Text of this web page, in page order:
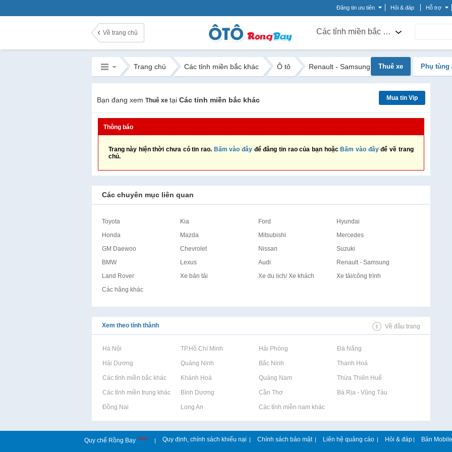
Đăng tin ưu tiên Hỏi & đáp Hỗ trợ
Về trang chủ Các tỉnh miền bắc khác
Trang chủ Các tỉnh miền bắc khác Ô tô Renault - Samsung Thuê xe Phụ
Bạn đang xem Thuê xe tại Các tỉnh miền bắc khác Mua tin Vip
Thông báo
Trang này hiện thời chưa có tin rao. Bấm vào đây để đăng tin rao của bạn hoặc Bấm vào đâyđể về trang
chủ.
Các chuyên mục liên quan
Toyota Kia Ford
Hyundai
Honda
Mazda Mitsubishi
Mercedes
GM Daewoo
Chevrolet Nissan
Suzuki
BMW
Lexus Audi
Renault - Samsung
Land Rover
Xe bán tải Xe du lịch/ Xe khách
Xe tải/công trình
Các hãng khác
Xem theo tỉnh thành Về đầu trang
Rao vặt tại Hà Nội Rao vặt tại TP.Hồ Chí Minh Rao vặt tại Hải Phòng Rao vặt tại Đà Nẵng
Rao vặt tại Hải Dương Rao vặt tại Quảng Ninh Rao vặt tại Bắc Ninh Rao vặt tại Thanh Hoá
Rao vặt tại Các tỉnh miền bắc khácRao vặt tại Khánh Hoà Rao vặt tại Quảng Nam Rao vặt tại Thừa Thiên Huế
Rao vặt tại Các tỉnh miền trung khácRao vặt tại Bình Dương Rao vặt tại Cần Thơ Rao vặt tại Bà Rịa - Vũng Tàu
Rao vặt tại Đồng Nai Rao vặt tại Long An Rao vặt tại Các tỉnh miền nam khác
Quy chế Rồng Bay New | Quy định, chính sách khiếu nại | Chính sách bảo mật | Liên hệ quảng cáo | Hỏi & đáp | Bản Mobile